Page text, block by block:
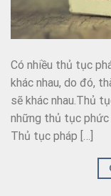
Có nhiều thủ tục
khác nhau, do đó,
sẽ khác nhau.Thủ
những thủ tục
Thủ tục pháp […]